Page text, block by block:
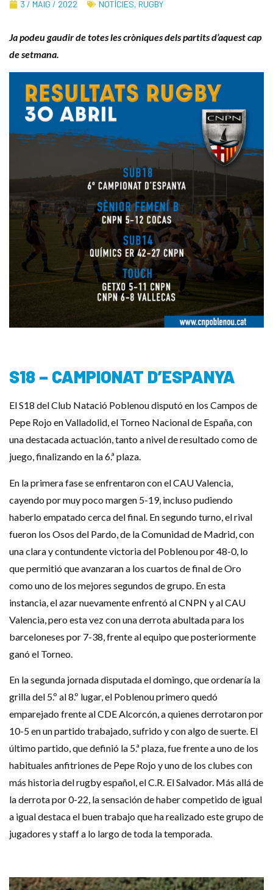
3 / MAIG / 2022 NOTÍCIES, RUGBY
Ja podeu gaudir de totes les cròniques dels partits d’aquest cap
de setmana.
S18 – CAMPIONAT D’ESPANYA
El S18 del Club Natació Poblenou disputó en los Campos de
Pepe Rojo en Valladolid, el Torneo Nacional de España, con
una destacada actuación, tanto a nivel de resultado como de
juego, finalizando en la 6.ª plaza.
En la primera fase se enfrentaron con el CAU Valencia,
cayendo por muy poco margen 5-19, incluso pudiendo
haberlo empatado cerca del final. En segundo turno, el rival
fueron los Osos del Pardo, de la Comunidad de Madrid, con
una clara y contundente victoria del Poblenou por 48-0, lo
que permitió que avanzaran a los cuartos de final de Oro
como uno de los mejores segundos de grupo. En esta
instancia, el azar nuevamente enfrentó al CNPN y al CAU
Valencia, pero esta vez con una derrota abultada para los
barceloneses por 7-38, frente al equipo que posteriormente
ganó el Torneo.
En la segunda jornada disputada el domingo, que ordenaría la
grilla del 5.º al 8.º lugar, el Poblenou primero quedó
emparejado frente al CDE Alcorcón, a quienes derrotaron por
10-5 en un partido trabajado, sufrido y con algo de suerte. El
último partido, que definió la 5.ª plaza, fue frente a uno de los
habituales anfitriones de Pepe Rojo y uno de los clubes con
más historia del rugby español, el C.R. El Salvador. Más allá de
la derrota por 0-22, la sensación de haber competido de igual
a igual destaca el buen trabajo que ha realizado este grupo de
jugadores y staff a lo largo de toda la temporada.